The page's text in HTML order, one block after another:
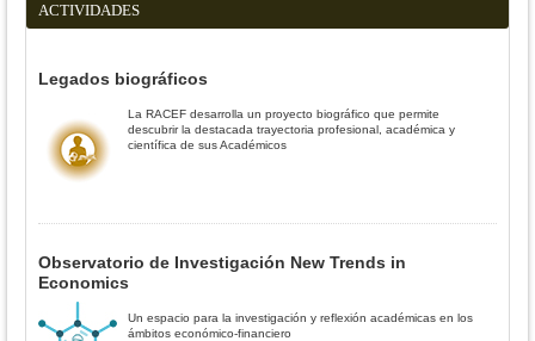
ACTIVIDADES
Legados biográficos
La RACEF desarrolla un proyecto biográfico que permite
descubrir la destacada trayectoria profesional, académica y
científica de sus Académicos
Observatorio de Investigación New Trends in
Economics
Un espacio para la investigación y reflexión académicas en los
ámbitos económico-financiero